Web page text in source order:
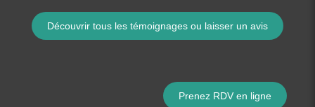
Découvrir tous les témoignages ou laisser un avis
Prenez RDV en ligne